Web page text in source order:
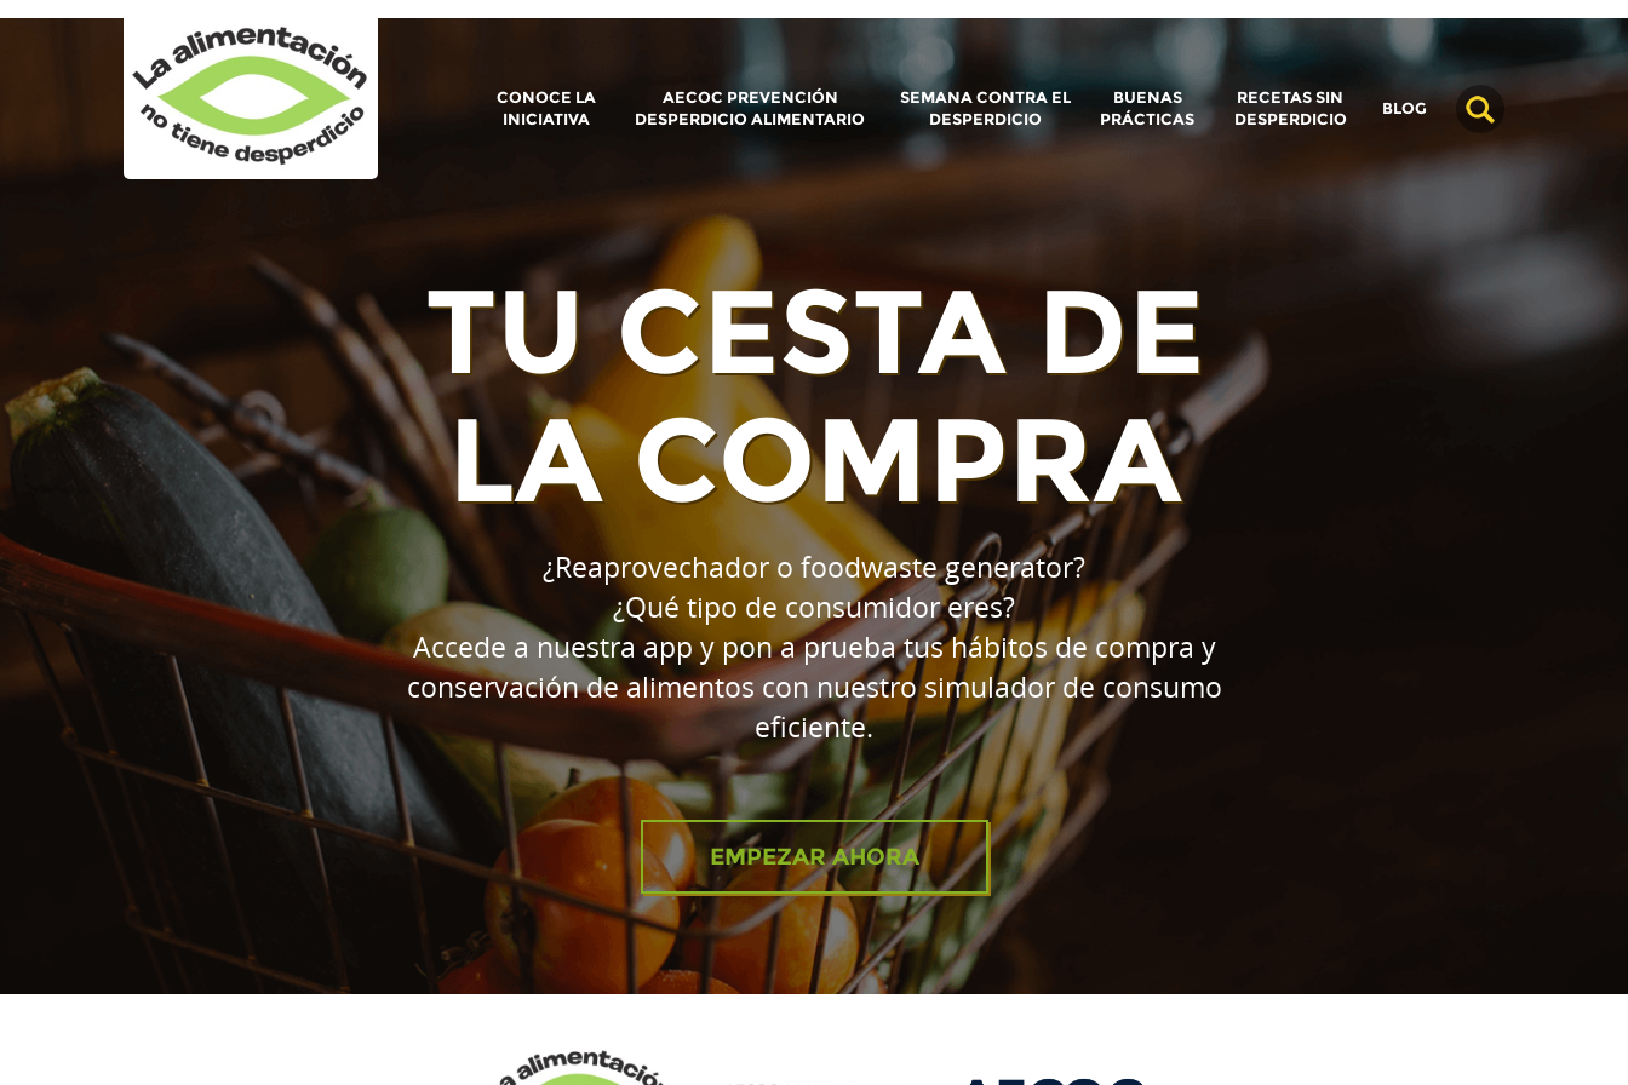
CONOCE LA
INICIATIVA
AECOC PREVENCIÓN
DESPERDICIO ALIMENTARIO
SEMANA CONTRA EL
DESPERDICIO
BUENAS
PRÁCTICAS
RECETAS SIN
DESPERDICIO
BLOG
TU CESTA DE
LA COMPRA
¿Reaprovechador o foodwaste generator?
¿Qué tipo de consumidor eres?
Accede a nuestra app y pon a prueba tus hábitos de compra y
conservación de alimentos con nuestro simulador de consumo
eficiente.
EMPEZAR AHORA